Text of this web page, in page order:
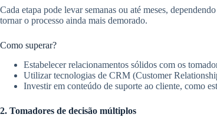
Cada etapa pode levar semanas ou até meses,
tornar o processo ainda mais demorado.
Como superar?
Estabelecer relacionamentos sólidos com os
Utilizar tecnologias de CRM (Customer
Investir em conteúdo de suporte ao cliente, como
2. Tomadores de decisão múltiplos